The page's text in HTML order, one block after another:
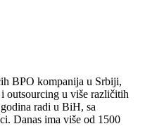
BPO kompanija u Srbiji,
outsourcing u više različitih
radi u BiH, sa
Danas ima više od 1500